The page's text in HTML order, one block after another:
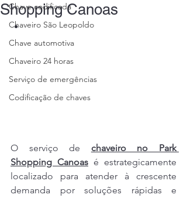
Chave codificada
Chaveiro São Leopoldo
Chave automotiva
Chaveiro 24 horas
Serviço de emergências
Codificação de chaves
Shopping Canoas
O serviço de chaveiro no Park
Shopping Canoas é estrategicamente
localizado para atender à crescente
demanda por soluções rápidas e